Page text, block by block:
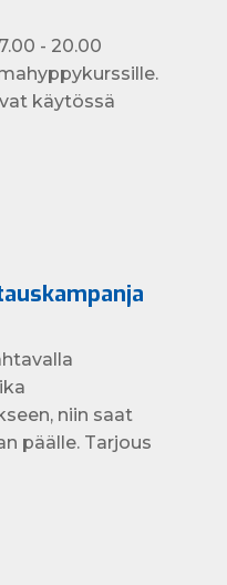
- 20.00
käytössä
niin saat
päälle. Tarjous